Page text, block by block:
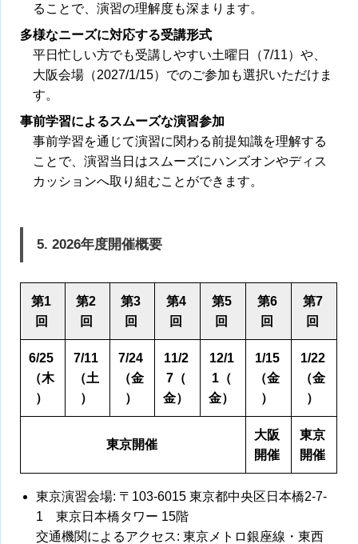
ることで、演習の理解度も深まります。
多様なニーズに対応する受講形式
平日忙しい方でも受講しやすい土曜日（7/11）や、
大阪会場（2027/1/15）でのご参加も選択いただけま
す。
事前学習によるスムーズな演習参加
事前学習を通じて演習に関わる前提知識を理解する
ことで、演習当日はスムーズにハンズオンやディス
カッションへ取り組むことができます。
5. 2026年度開催概要
第1
回
第2
回
第3
回
第4
回
第5
回
第6
回
第7
回
6/25
（木
）
7/11
（土
）
7/24
（金
）
11/2
7（
金）
12/1
1（
金）
1/15
（金
）
1/22
（金
）
東京開催
大阪
開催
東京
開催
東京演習会場: 〒103-6015 東京都中央区日本橋2-7-
1 東京日本橋タワー 15階
交通機関によるアクセス: 東京メトロ銀座線・東西